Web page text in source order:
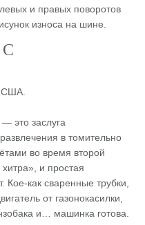
и правых поворотов
износа на шине.
США.
это заслуга
в томительно
во время второй
и простая
как сваренные трубки,
от газонокасилки,
и… машинка готова.